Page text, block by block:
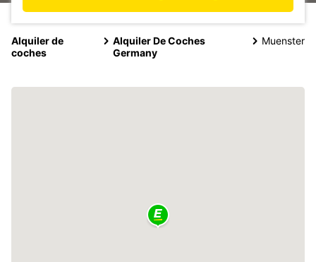
Alquiler de
coches
Alquiler De Coches
Germany
Muenster